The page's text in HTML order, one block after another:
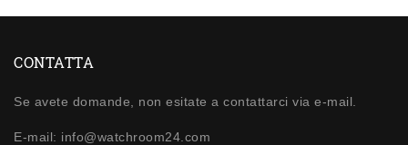
CONTATTA
Se avete domande, non esitate a contattarci via e-mail.
E-mail: info@watchroom24.com